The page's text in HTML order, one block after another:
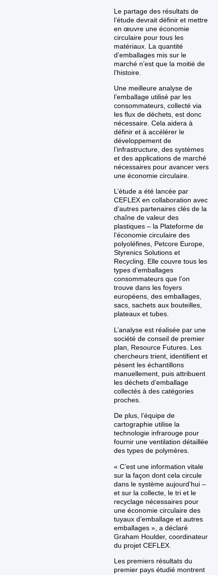
Le partage des résultats de
l’étude devrait définir et mettre
en œuvre une économie
circulaire pour tous les
matériaux. La quantité
d’emballages mis sur le
marché n’est que la moitié de
l’histoire.
Une meilleure analyse de
l’emballage utilisé par les
consommateurs, collecté via
les flux de déchets, est donc
nécessaire. Cela aidera à
définir et à accélérer le
développement de
l’infrastructure, des systèmes
et des applications de marché
nécessaires pour avancer vers
une économie circulaire.
L’étude a été lancée par
CEFLEX en collaboration avec
d’autres partenaires clés de la
chaîne de valeur des
plastiques – la Plateforme de
l’économie circulaire des
polyoléfines, Petcore Europe,
Styrenics Solutions et
Recycling. Elle couvre tous les
types d’emballages
consommateurs que l’on
trouve dans les foyers
européens, des emballages,
sacs, sachets aux bouteilles,
plateaux et tubes.
L’analyse est réalisée par une
société de conseil de premier
plan, Resource Futures. Les
chercheurs trient, identifient et
pèsent les échantillons
manuellement, puis attribuent
les déchets d’emballage
collectés à des catégories
proches.
De plus, l’équipe de
cartographie utilise la
technologie infrarouge pour
fournir une ventilation détaillée
des types de polymères.
« C’est une information vitale
sur la façon dont cela circule
dans le système aujourd’hui –
et sur la collecte, le tri et le
recyclage nécessaires pour
une économie circulaire des
tuyaux d’emballage et autres
emballages », a déclaré
Graham Houlder, coordinateur
du projet CEFLEX.
Les premiers résultats du
premier pays étudié montrent